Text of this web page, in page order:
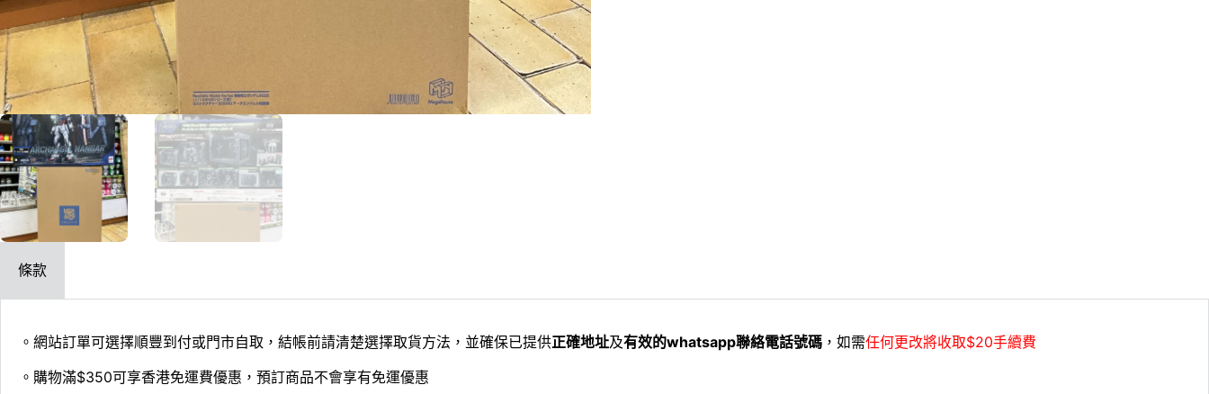
條款
。網站訂單可選擇順豐到付或門市自取，結帳前請清楚選擇取貨方法，並確保已提供正確地址及有效的whatsapp聯絡電話號碼 ，如需任何更改將收取$20手續費
。購物滿$350可享香港免運費優惠，預訂商品不會享有免運優惠